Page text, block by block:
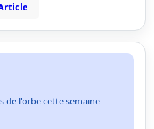
de l'orbe cette semaine